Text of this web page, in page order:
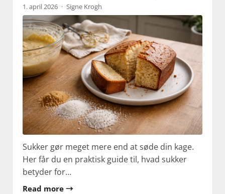
1. april 2026 · Signe Krogh
Sukker gør meget mere end at søde din kage.
Her får du en praktisk guide til, hvad sukker
betyder for…
Read more →